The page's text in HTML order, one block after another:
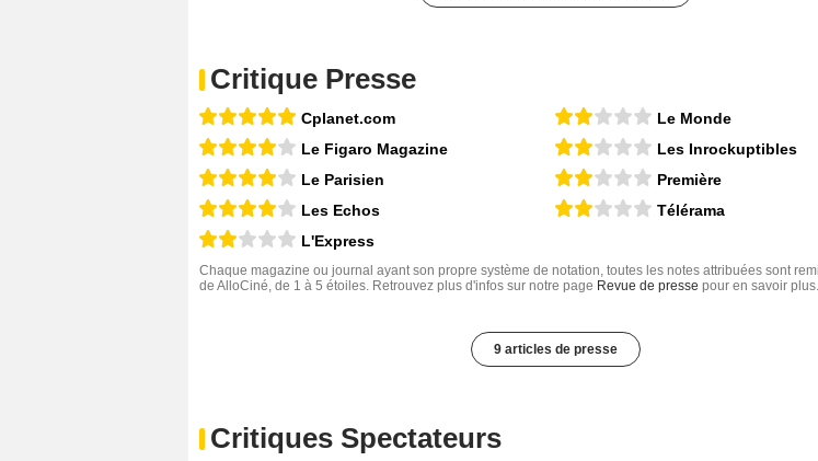
Critique Presse
Cplanet.com
Le Figaro Magazine
Le Parisien
Les Echos
L'Express
Le Monde
Les Inrockuptibles
Première
Télérama
Chaque magazine ou journal ayant son propre système de notation, toutes les notes attribuées sont
de AlloCiné, de 1 à 5 étoiles. Retrouvez plus d'infos sur notre page Revue de presse pour en savoir plus.
9 articles de presse
Critiques Spectateurs